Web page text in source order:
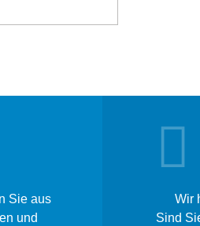
Sie aus
und
Wir
Sind